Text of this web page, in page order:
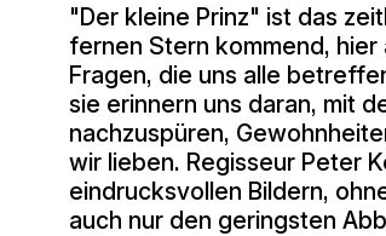
"Der kleine Prinz" ist das
fernen Stern kommend,
Fragen, die uns alle
sie erinnern uns daran, mit
nachzuspüren,
wir lieben. Regisseur Peter
eindrucksvollen Bildern,
auch nur den geringsten